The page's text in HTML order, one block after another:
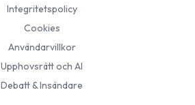
Integritetspolicy
Cookies
Användarvillkor
Upphovsrätt och AI
Debatt & Insändare